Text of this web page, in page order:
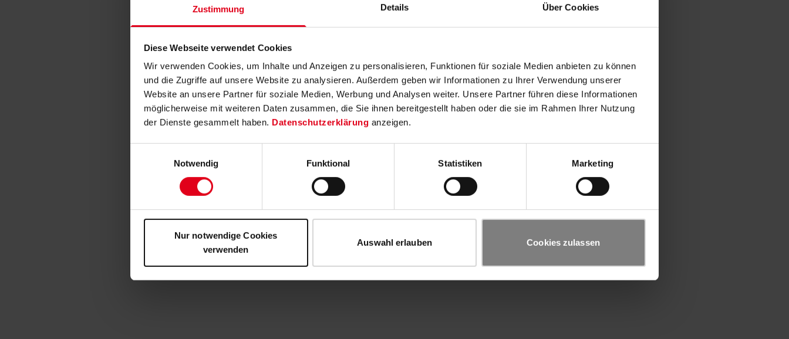
Zustimmung Details Über Cookies
Diese Webseite verwendet Cookies
Wir verwenden Cookies, um Inhalte und Anzeigen zu personalisieren, Funktionen für soziale Medien anbieten zu können
und die Zugriffe auf unsere Website zu analysieren. Außerdem geben wir Informationen zu Ihrer Verwendung unserer
Website an unsere Partner für soziale Medien, Werbung und Analysen weiter. Unsere Partner führen diese Informationen
möglicherweise mit weiteren Daten zusammen, die Sie ihnen bereitgestellt haben oder die sie im Rahmen Ihrer Nutzung
der Dienste gesammelt haben. Datenschutzerklärung anzeigen.
Notwendig
Funktional Statistiken Marketing
Nur notwendige Cookies
verwenden
Auswahl erlauben Cookies zulassen